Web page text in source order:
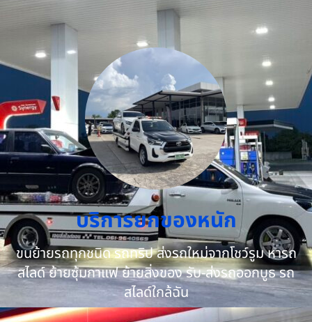
บริการยกของหนัก
ขนย้ายรถทุกชนิด รถทริป ส่งรถใหม่จากโชว์รูม หารถ
สไลด์ ย้ายซุ้มกาแฟ ย้ายสิ่งของ รับ-ส่งรถออกบูธ รถ
สไลด์ใกล้ฉัน